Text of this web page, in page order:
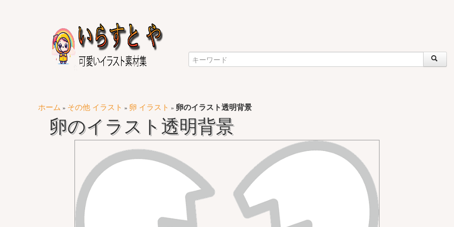
ホーム » その他 イラスト » 卵 イラスト » 卵のイラスト透明背景
卵のイラスト透明背景